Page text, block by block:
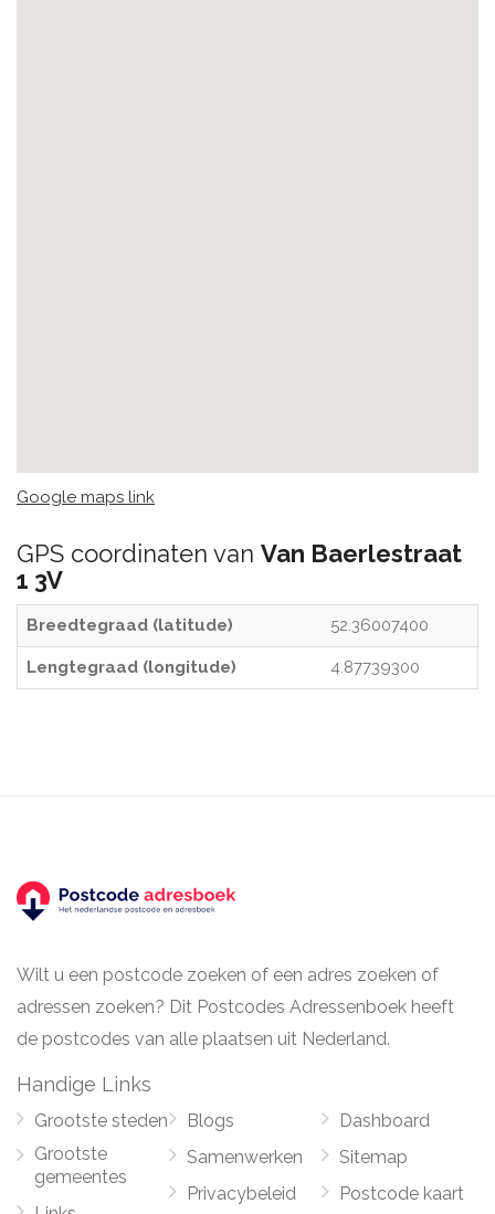
Google maps link
GPS coordinaten van Van Baerlestraat
1 3V
Breedtegraad (latitude) 52.36007400
Lengtegraad (longitude) 4.87739300
Wilt u een postcode zoeken of een adres zoeken of
adressen zoeken? Dit Postcodes Adressenboek heeft
de postcodes van alle plaatsen uit Nederland.
Handige Links
Grootste steden
Grootste
gemeentes
Blogs
Samenwerken
Privacybeleid
Dashboard
Sitemap
Postcode kaart